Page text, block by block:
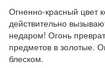
Огненно-красный цвет
действительно
недаром! Огонь
предметов в золотые.
блеском.